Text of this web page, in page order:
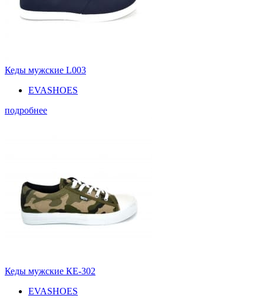
Кеды мужские L003
EVASHOES
подробнее
Кеды мужские КЕ-302
EVASHOES